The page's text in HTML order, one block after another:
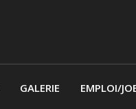
GALERIE EMPLOI/